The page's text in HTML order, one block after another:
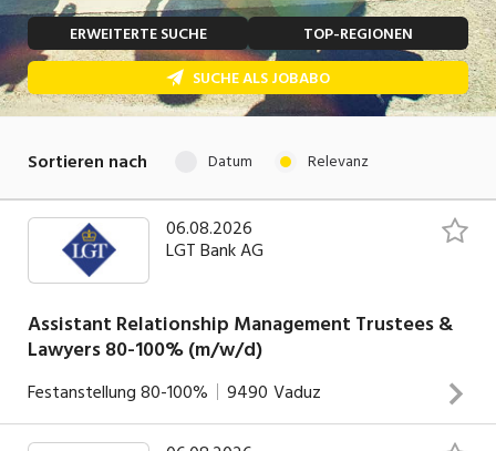
Freelance
Praktikum
Lehrstelle
Ferienjob
POSITION
Führungsposition
Management / Kader
Bildung, Kunst, Design, Soziale Berufe, Sport
Chemie, Pharma, Biotechnologie
Einkauf, Logistik, Transport, Verkehr
Engineering, Technik, Architektur
Finanzen, Controlling, Treuhand, Recht
Gartenbau, Landwirtschaft, Forstwirtschaft
Gastronomie, Hotellerie, Tourismus,
Lebensmittel
Immobilien, Facility Management, Reinigung
ERWEITERTE SUCHE
TOP-REGIONEN
SUCHE ALS JOBABO
Sortieren nach Datum Relevanz
06.08.2026
LGT Bank AG
Assistant Relationship Management Trustees &
Lawyers 80-100% (m/w/d)
Festanstellung80-100% 9490 Vaduz